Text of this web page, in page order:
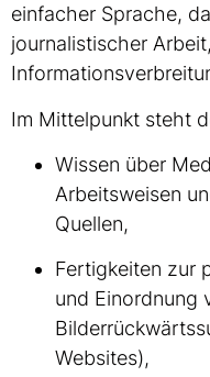
einfacher Sprache,
journalistischer
Im Mittelpunkt steht
Wissen über
Arbeitsweisen
Quellen,
Fertigkeiten zur
und Einordnung
Websites),